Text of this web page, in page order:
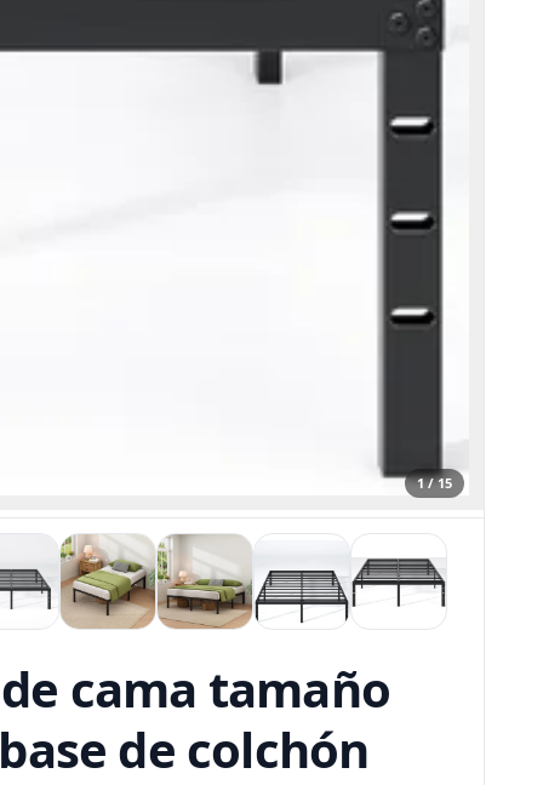
1 / 15
cama tamaño
de colchón